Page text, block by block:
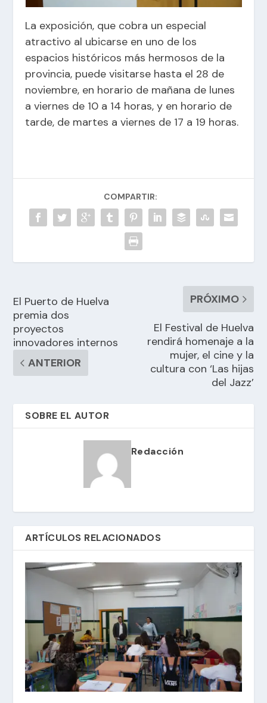
La exposición, que cobra un especial
atractivo al ubicarse en uno de los
espacios históricos más hermosos de la
provincia, puede visitarse hasta el 28 de
noviembre, en horario de mañana de lunes
a viernes de 10 a 14 horas, y en horario de
tarde, de martes a viernes de 17 a 19 horas.
COMPARTIR:
El Puerto de Huelva
premia dos
proyectos
innovadores internos
ANTERIOR
PRÓXIMO
El Festival de Huelva
rendirá homenaje a la
mujer, el cine y la
cultura con ‘Las hijas
del Jazz’
SOBRE EL AUTOR
Redacción
ARTÍCULOS RELACIONADOS